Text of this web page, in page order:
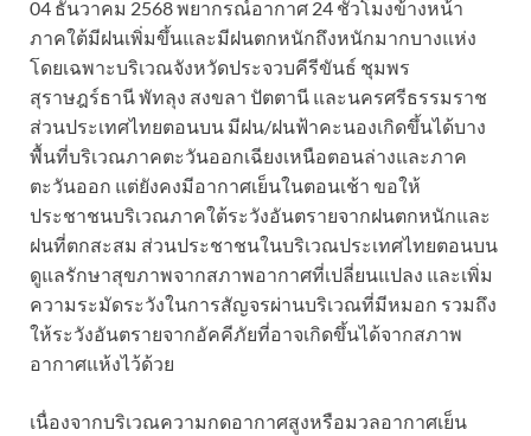
04 ธันวาคม 2568 พยากรณ์อากาศ 24 ชั่วโมงข้างหน้า
ภาคใต้มีฝนเพิ่มขึ้นและมีฝนตกหนักถึงหนักมากบางแห่ง
โดยเฉพาะบริเวณจังหวัดประจวบคีรีขันธ์ ชุมพร
สุราษฎร์ธานี พัทลุง สงขลา ปัตตานี และนครศรีธรรมราช
ส่วนประเทศไทยตอนบน มีฝน/ฝนฟ้าคะนองเกิดขึ้นได้บาง
พื้นที่บริเวณภาคตะวันออกเฉียงเหนือตอนล่างและภาค
ตะวันออก แต่ยังคงมีอากาศเย็นในตอนเช้า ขอให้
ประชาชนบริเวณภาคใต้ระวังอันตรายจากฝนตกหนักและ
ฝนที่ตกสะสม ส่วนประชาชนในบริเวณประเทศไทยตอนบน
ดูแลรักษาสุขภาพจากสภาพอากาศที่เปลี่ยนแปลง และเพิ่ม
ความระมัดระวังในการสัญจรผ่านบริเวณที่มีหมอก รวมถึง
ให้ระวังอันตรายจากอัคคีภัยที่อาจเกิดขึ้นได้จากสภาพ
อากาศแห้งไว้ด้วย
เนื่องจากบริเวณความกดอากาศสูงหรือมวลอากาศเย็น